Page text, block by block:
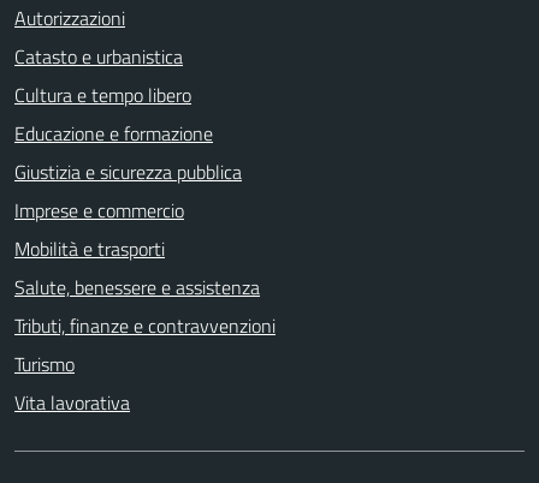
Autorizzazioni
Catasto e urbanistica
Cultura e tempo libero
Educazione e formazione
Giustizia e sicurezza pubblica
Imprese e commercio
Mobilità e trasporti
Salute, benessere e assistenza
Tributi, finanze e contravvenzioni
Turismo
Vita lavorativa